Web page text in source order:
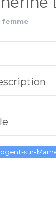
femme
sur-